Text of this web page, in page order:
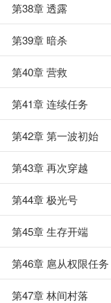
第38章 透露
第39章 暗杀
第40章 营救
第41章 连续任务
第42章 第一波初始
第43章 再次穿越
第44章 极光号
第45章 生存开端
第46章 扈从权限任务
第47章 林间村落